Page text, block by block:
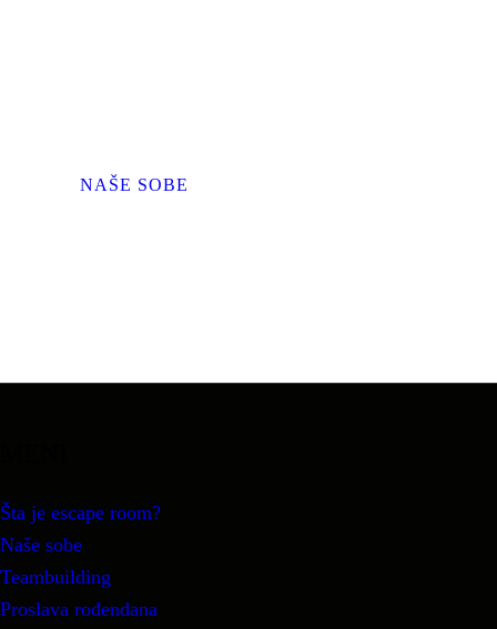
NAŠE SOBE
Šta je escape room?
Naše sobe
Teambuilding
Proslava rođendana